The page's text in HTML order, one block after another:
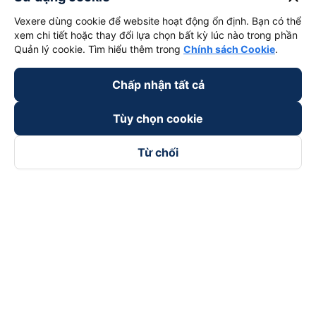
Theo dõi chúng tôi trên
Vexere dùng cookie để website hoạt động ổn định. Bạn có thể
xem chi tiết hoặc thay đổi lựa chọn bất kỳ lúc nào trong phần
Quản lý cookie. Tìm hiểu thêm trong Chính sách Cookie.
Chấp nhận tất cả
Tùy chọn cookie
Từ chối